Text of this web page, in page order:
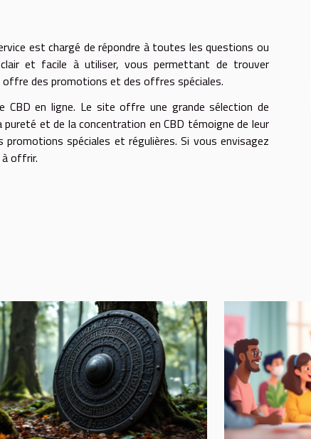
est chargé de répondre à toutes les questions ou
et facile à utiliser, vous permettant de trouver
offre des promotions et des offres spéciales.
CBD en ligne. Le site offre une grande sélection de
et de la concentration en CBD témoigne de leur
spéciales et régulières. Si vous envisagez
à offrir.